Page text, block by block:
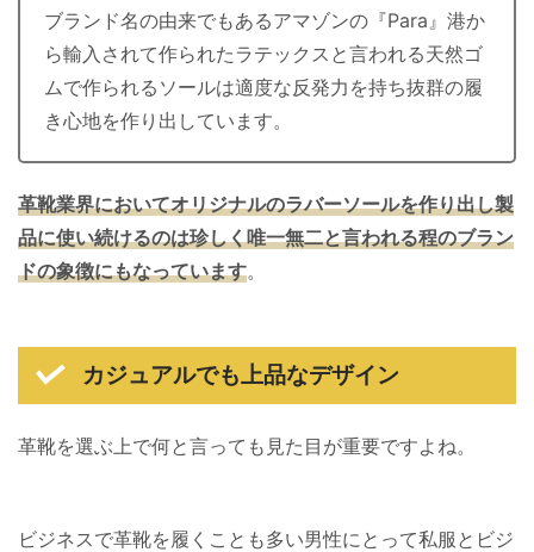
ブランド名の由来でもあるアマゾンの『Para』港か
ら輸入されて作られたラテックスと言われる天然ゴ
ムで作られるソールは適度な反発力を持ち抜群の履
き心地を作り出しています。
革靴業界においてオリジナルのラバーソールを作り出し製
品に使い続けるのは珍しく唯一無二と言われる程のブラン
ドの象徴にもなっています。
カジュアルでも上品なデザイン
革靴を選ぶ上で何と言っても見た目が重要ですよね。
ビジネスで革靴を履くことも多い男性にとって私服とビジ